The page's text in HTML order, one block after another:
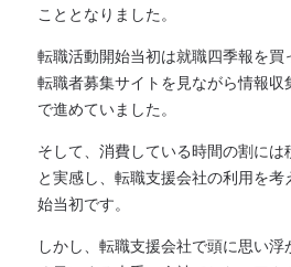
こととなりました。
転職活動開始当初は就職四季報を
転職者募集サイトを見ながら情報収
で進めていました。
そして、消費している時間の割に
と実感し、転職支援会社の利用を
始当初です。
しかし、転職支援会社で頭に思い